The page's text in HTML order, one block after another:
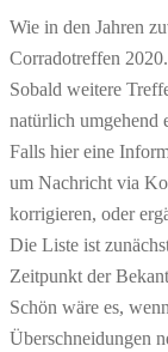
Wie in den Jahren
Corradotreffen 2020.
Sobald weitere
natürlich umgehend
Falls hier eine
um Nachricht via
korrigieren, oder
Die Liste ist
Zeitpunkt der
Schön wäre es,
Überschneidungen